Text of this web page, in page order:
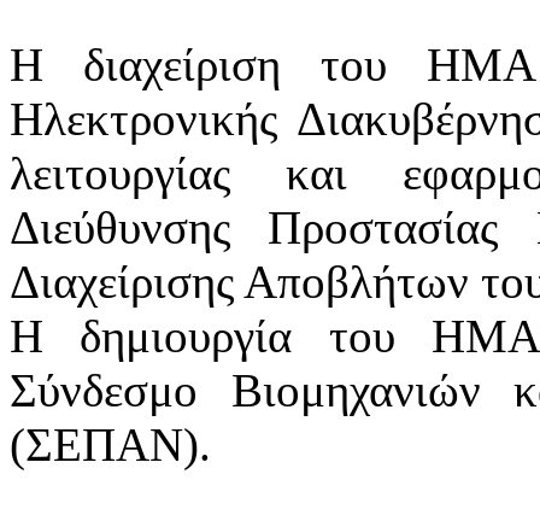
Η διαχείριση του ΗΜΑ
Ηλεκτρονικής
λειτουργίας και
Διεύθυνσης Προστασίας
Διαχείρισης Αποβλήτων
Η δημιουργία του ΗΜΑ
Σύνδεσμο Βιομηχανιών
(ΣΕΠΑΝ).